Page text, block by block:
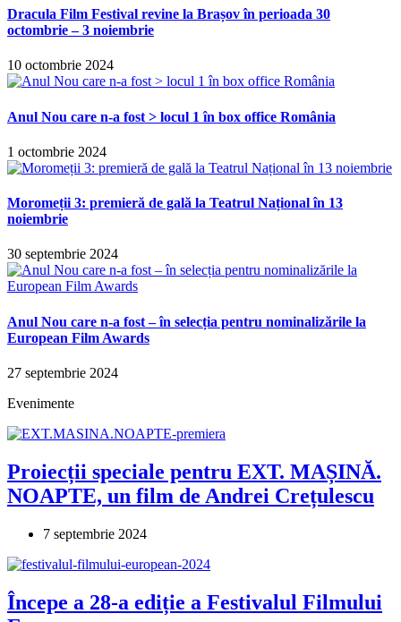
Dracula Film Festival revine la Brașov în perioada 30
octombrie – 3 noiembrie
10 octombrie 2024
Anul Nou care n-a fost > locul 1 în box office România
1 octombrie 2024
Moromeții 3: premieră de gală la Teatrul Național în 13
noiembrie
30 septembrie 2024
Anul Nou care n-a fost – în selecția pentru nominalizările la
European Film Awards
27 septembrie 2024
Evenimente
Proiecții speciale pentru EXT. MAȘINĂ.
NOAPTE, un film de Andrei Crețulescu
7 septembrie 2024
Începe a 28-a ediție a Festivalul Filmului